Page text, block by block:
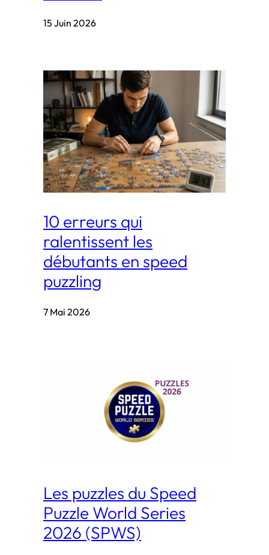
15 Juin 2026
10 erreurs qui
ralentissent les
débutants en speed
puzzling
7 Mai 2026
Les puzzles du Speed
Puzzle World Series
2026 (SPWS)